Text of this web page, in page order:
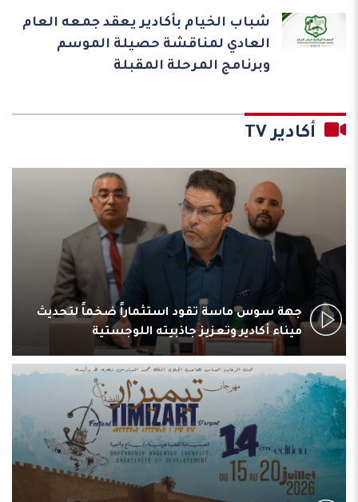
شباب الخيام بأكادير يعقد جمعه العام
العادي لمناقشة حصيلة الموسم
وبرنامج المرحلة المقبلة
أكادير TV
جهة سوس ماسة تقود استثماراً ضخماً لتحديث
ميناء أكادير وتعزيز جاذبيته اللوجستية